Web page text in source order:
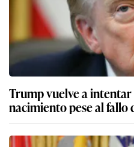
Trump vuelve a
nacimiento pese al fallo